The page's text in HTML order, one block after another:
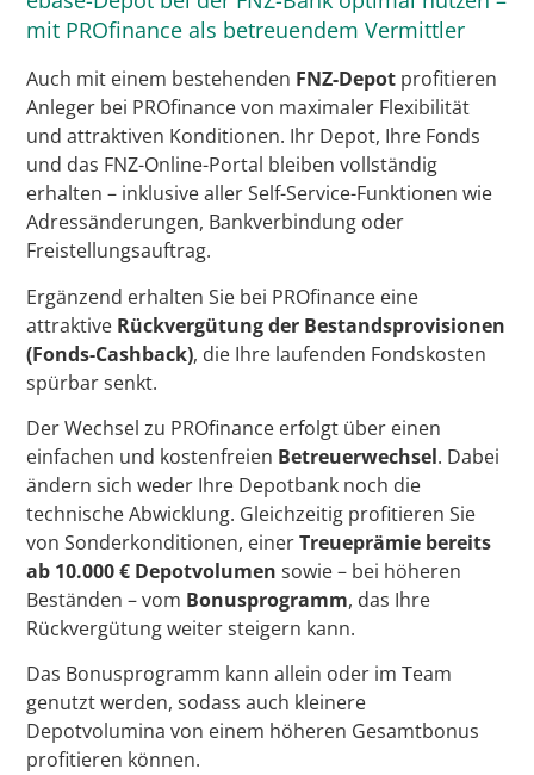
mit PROfinance als betreuendem Vermittler
Auch mit einem bestehenden FNZ-Depot profitieren
Anleger bei PROfinance von maximaler Flexibilität
und attraktiven Konditionen. Ihr Depot, Ihre Fonds
und das FNZ-Online-Portal bleiben vollständig
erhalten – inklusive aller Self-Service-Funktionen wie
Adressänderungen, Bankverbindung oder
Freistellungsauftrag.
Ergänzend erhalten Sie bei PROfinance eine
attraktive Rückvergütung der Bestandsprovisionen
(Fonds-Cashback), die Ihre laufenden Fondskosten
spürbar senkt.
Der Wechsel zu PROfinance erfolgt über einen
einfachen und kostenfreien Betreuerwechsel. Dabei
ändern sich weder Ihre Depotbank noch die
technische Abwicklung. Gleichzeitig profitieren Sie
von Sonderkonditionen, einerTreueprämie bereits
ab 10.000 € Depotvolumen sowie – bei höheren
Beständen – vom Bonusprogramm, das Ihre
Rückvergütung weiter steigern kann.
Das Bonusprogramm kann allein oder im Team
genutzt werden, sodass auch kleinere
Depotvolumina von einem höheren Gesamtbonus
profitieren können.